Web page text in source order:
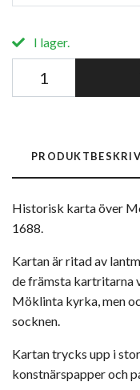
I lager.
Historisk karta över
1688.
Kartan är ritad av
de främsta kartritarna
Möklinta kyrka, men
socknen.
Kartan trycks upp i
konstnärspapper och